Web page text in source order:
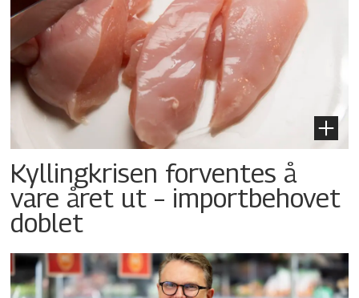
Kyllingkrisen forventes å
vare året ut – importbehovet
doblet